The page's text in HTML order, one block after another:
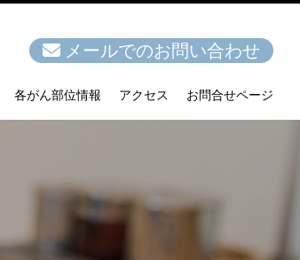
メールでのお問い合わせ
各がん部位情報 アクセス お問合せページ